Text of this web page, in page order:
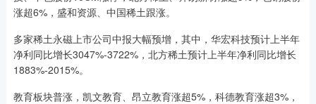
涨超6%，盛和资源、中国稀土跟涨。
多家稀土永磁上市公司中报大幅预增，其中，华宏科技预计上半年
净利同比增长3047%-3722%，北方稀土预计上半年净利同比增长
1883%-2015%。
教育板块普涨，凯文教育、昂立教育涨超5%，科德教育涨超3%，